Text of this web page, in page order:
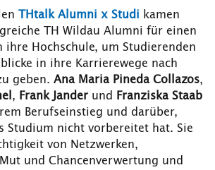
THtalk Alumni x Studi kamen
TH Wildau Alumni für einen
ihre Hochschule, um Studierenden
in ihre Karrierewege nach
geben. Ana Maria Pineda Collazos,
, Frank Jander und
Franziska Staab
Berufseinstieg und darüber,
Studium nicht vorbereitet hat. Sie
von Netzwerken,
und Chancenverwertung und